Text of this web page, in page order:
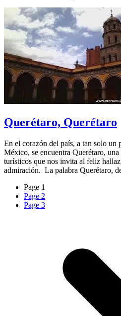
Querétaro, Querétaro
En el corazón del país, a tan solo un
México, se encuentra Querétaro,
turísticos que nos invita al feliz
admiración. La palabra Querétaro,
Page 1
Page 2
Page 3